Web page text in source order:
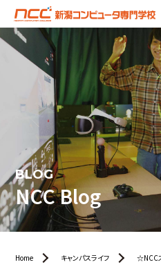
BLOG
NCC Blog
Home キャンパスライフ ☆NCC